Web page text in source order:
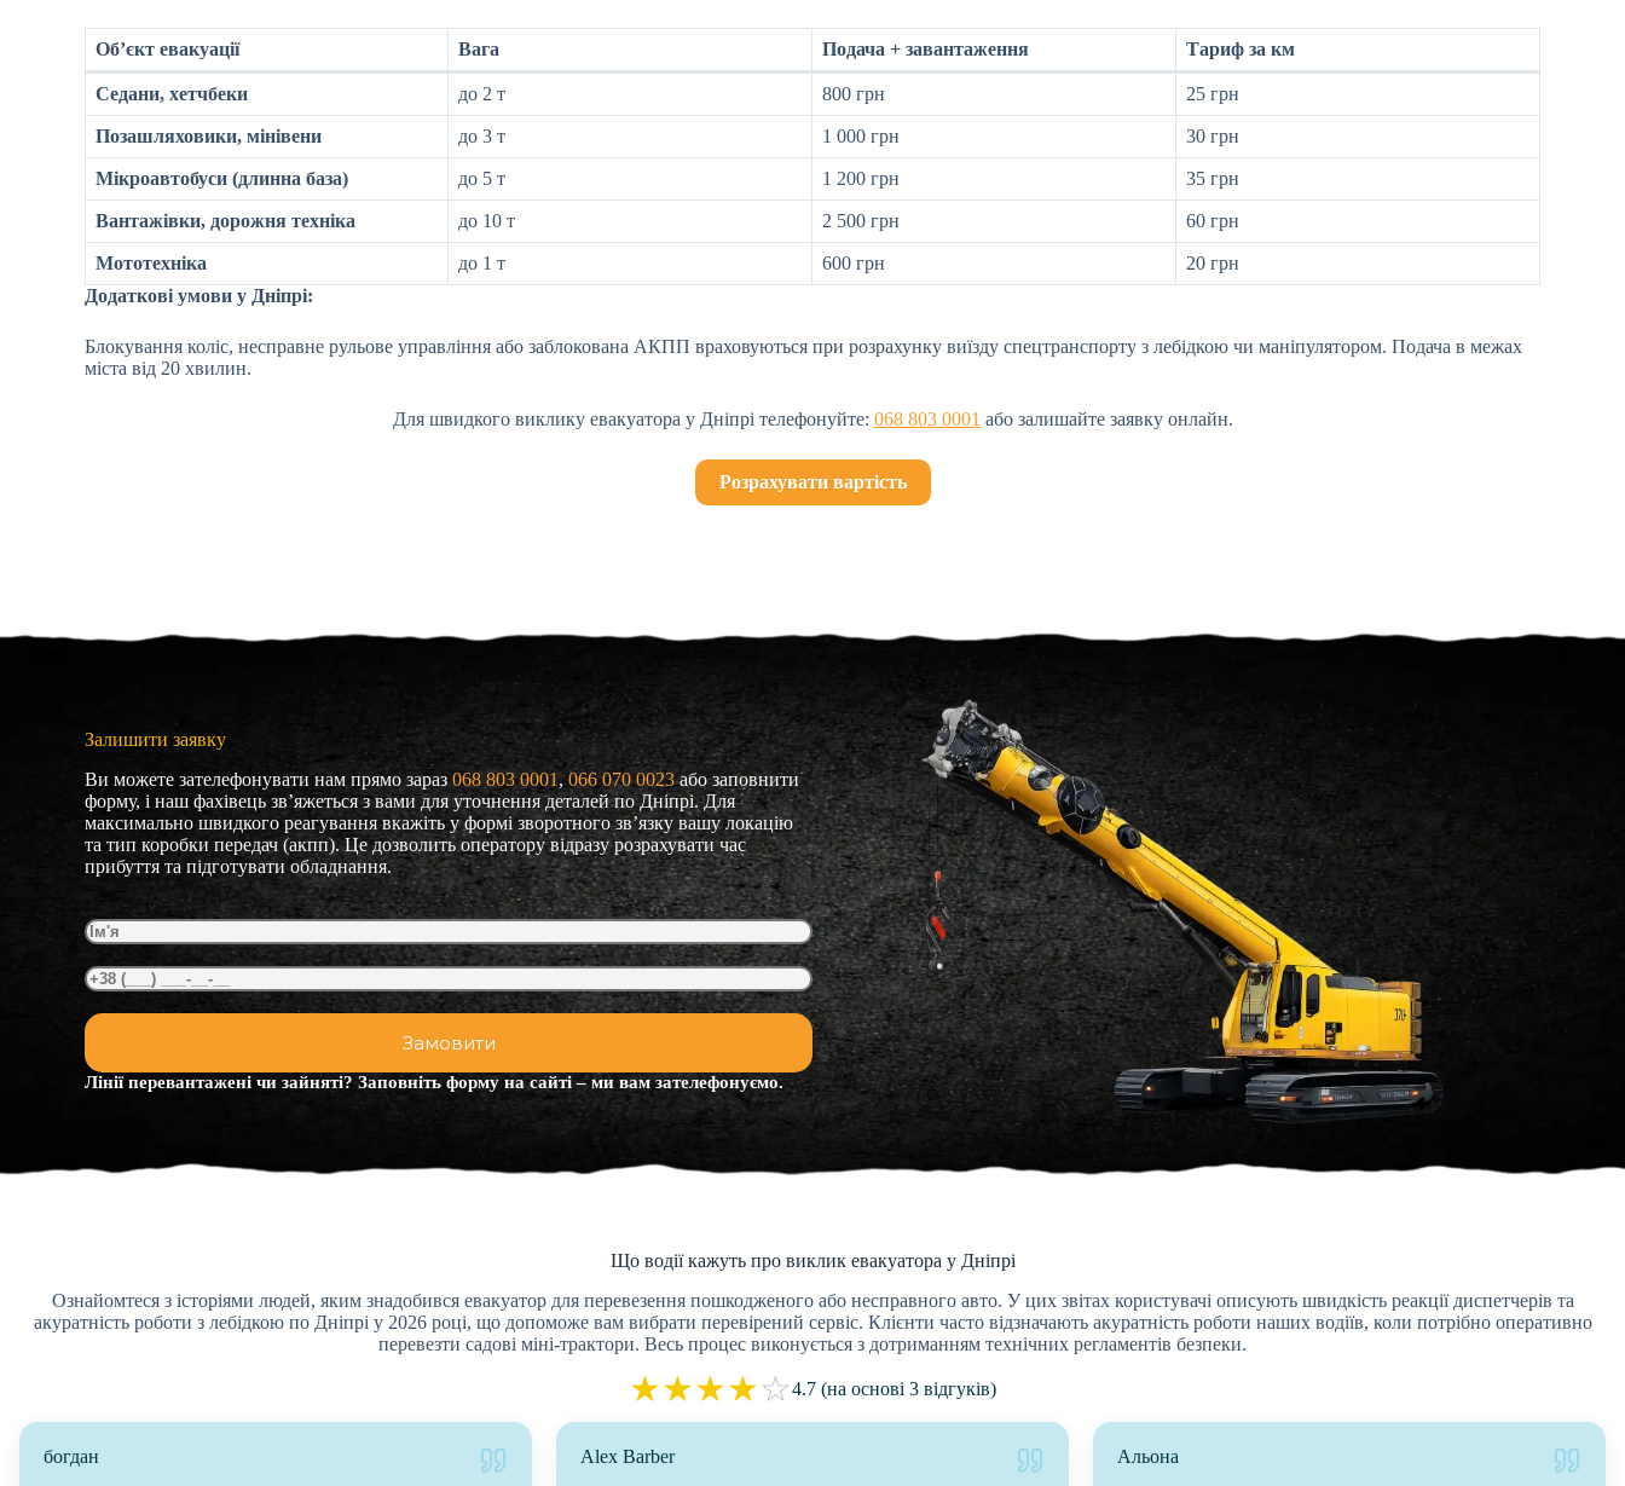
Об’єкт евакуації Вага Подача + завантаження Тариф за км
Седани, хетчбеки до 2 т 800 грн 25 грн
Позашляховики, мінівени до 3 т 1 000 грн 30 грн
Мікроавтобуси (длинна база) до 5 т 1 200 грн 35 грн
Вантажівки, дорожня техніка до 10 т 2 500 грн 60 грн
Мототехніка до 1 т 600 грн
20 грн
Додаткові умови у Дніпрі:
Блокування коліс, несправне рульове управління або заблокована АКПП враховуються при розрахунку виїзду спецтранспорту з лебідкою чи маніпулятором. Подача в межах
міста від 20 хвилин.
Для швидкого виклику евакуатора у Дніпрі телефонуйте: 068 803 0001 або залишайте заявку онлайн.
Розрахувати вартість
Залишити заявку
Ви можете зателефонувати нам прямо зараз 068 803 0001 , 066 070 0023або заповнити
форму, і наш фахівець зв’яжеться з вами для уточнення деталей по Дніпрі. Для
максимально швидкого реагування вкажіть у формі зворотного зв’язку вашу локацію
та тип коробки передач (акпп). Це дозволить оператору відразу розрахувати час
прибуття та підготувати обладнання.
Лінії перевантажені чи зайняті? Заповніть форму на сайті – ми вам зателефонуємо.
Що водії кажуть про виклик евакуатора у Дніпрі
Ознайомтеся з історіями людей, яким знадобився евакуатор для перевезення пошкодженого або несправного авто. У цих звітах користувачі описують швидкість реакції диспетчерів та
акуратність роботи з лебідкою по Дніпрі у 2026 році, що допоможе вам вибрати перевірений сервіс. Клієнти часто відзначають акуратність роботи наших водіїв, коли потрібно оперативно
перевезти садові міні-трактори. Весь процес виконується з дотриманням технічних регламентів безпеки.
★★★★☆4.7 (на основі 3 відгуків)
богдан Alex Barber Альона